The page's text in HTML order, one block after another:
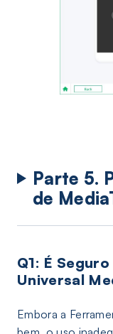
Parte 5.
de
Q1: É
Universal
Embora a